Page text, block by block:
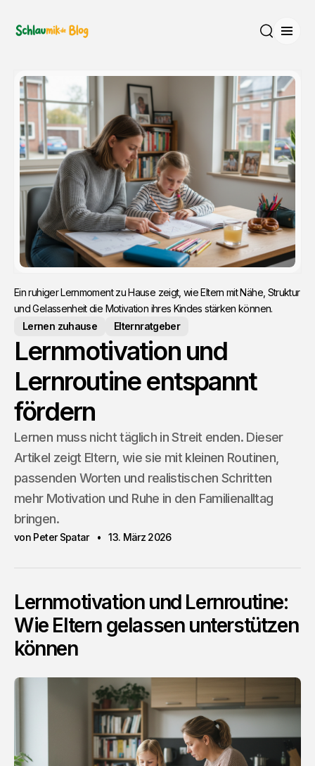
Ein ruhiger Lernmoment zu Hause zeigt, wie Eltern mit Nähe, Struktur
und Gelassenheit die Motivation ihres Kindes stärken können.
Lernen zuhause
Elternratgeber
Lernmotivation und
Lernroutine entspannt
fördern
Lernen muss nicht täglich in Streit enden. Dieser
Artikel zeigt Eltern, wie sie mit kleinen Routinen,
passenden Worten und realistischen Schritten
mehr Motivation und Ruhe in den Familienalltag
bringen.
von Peter Spatar 13. März 2026
Lernmotivation und Lernroutine:
Wie Eltern gelassen unterstützen
können